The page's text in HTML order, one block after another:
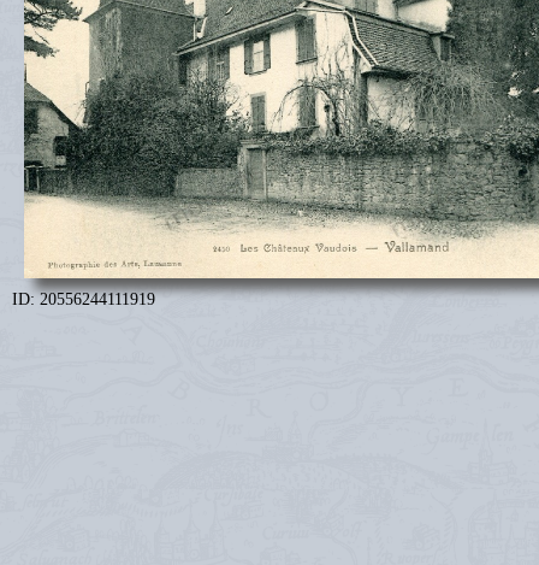
ID: 20556244111919